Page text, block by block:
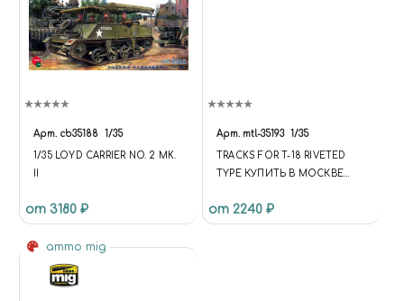
Арт. cb35188 1/35
1/35 LOYD CARRIER NO. 2 MK.
от 3180 ₽
Арт. mtl-35193 1/35
TRACKS FOR T-18 RIVETED
TYPE КУПИТЬ В МОСКВЕ
БРОНЕТЕХНИКИ
от 2240 ₽
ammo mig